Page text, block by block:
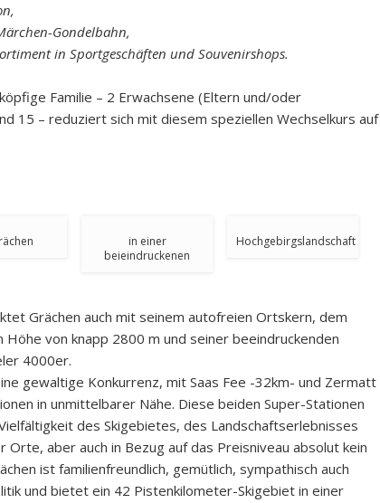
Gondelbahn,
in Sportgeschäften und Souvenirshops.
Familie – 2 Erwachsene (Eltern und/oder
15 – reduziert sich mit diesem speziellen Wechselkurs auf
in einer
beieindruckenen
Hochgebirgslandschaft
Grächen auch mit seinem autofreien Ortskern, dem
von knapp 2800 m und seiner beeindruckenden
4000er.
gewaltige Konkurrenz, mit Saas Fee -32km- und Zermatt
in unmittelbarer Nähe. Diese beiden Super-Stationen
des Skigebietes, des Landschaftserlebnisses
Orte, aber auch in Bezug auf das Preisniveau absolut kein
ist familienfreundlich, gemütlich, sympathisch auch
und bietet ein 42 Pistenkilometer-Skigebiet in einer